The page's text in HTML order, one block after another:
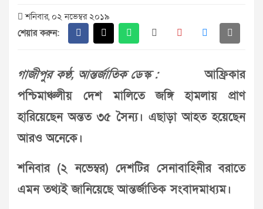
শনিবার, ০২ নভেম্বর ২০১৯
শেয়ার করুন:
গাজীপুর কণ্ঠ, আন্তর্জাতিক ডেস্ক :আফ্রিকার
পশ্চিমাঞ্চলীয় দেশ মালিতে জঙ্গি হামলায় প্রাণ
হারিয়েছেন অন্তত ৩৫ সৈন্য। এছাড়া আহত হয়েছেন
আরও অনেকে।
শনিবার (২ নভেম্বর) দেশটির সেনাবাহিনীর বরাতে
এমন তথ্যই জানিয়েছে আন্তর্জাতিক সংবাদমাধ্যম।